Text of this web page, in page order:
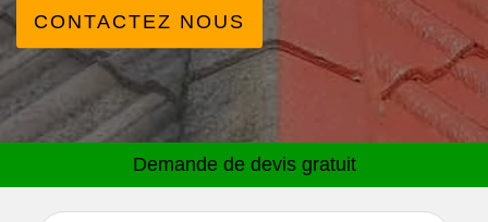
CONTACTEZ NOUS
Demande de devis gratuit